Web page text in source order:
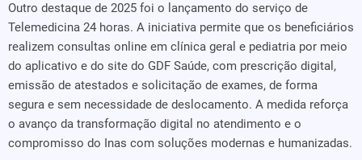
Outro destaque de 2025 foi o lançamento do serviço de
Telemedicina 24 horas. A iniciativa permite que os beneficiários
realizem consultas online em clínica geral e pediatria por meio
do aplicativo e do site do GDF Saúde, com prescrição digital,
emissão de atestados e solicitação de exames, de forma
segura e sem necessidade de deslocamento. A medida reforça
o avanço da transformação digital no atendimento e o
compromisso do Inas com soluções modernas e humanizadas.